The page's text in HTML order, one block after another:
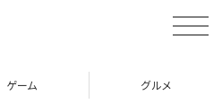
toggle
ゲーム グルメ